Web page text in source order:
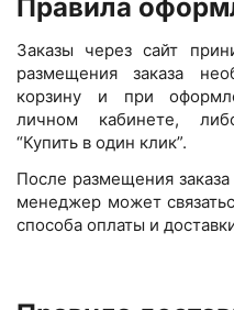
Правила
Заказы через сайт
размещения заказа
корзину и при
личном кабинете,
“Купить в один клик”.
После размещения
менеджер может
способа оплаты и